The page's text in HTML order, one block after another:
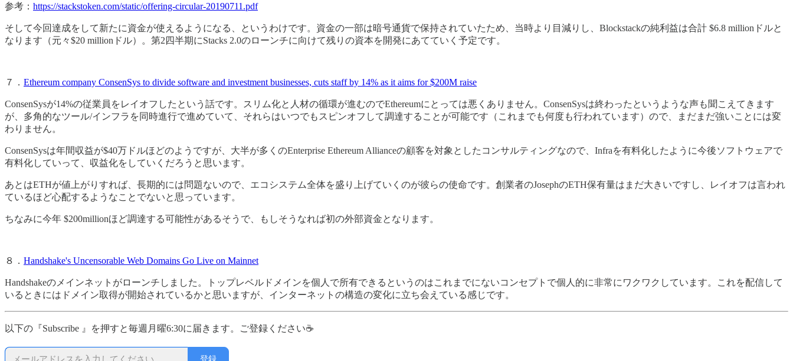
参考： https://stackstoken.com/static/offering-circular-20190711.pdf
そして今回達成をして新たに資金が使えるようになる、というわけです。資金の一部は暗号通貨で保持されていたため、当時より目減りし、Blockstackの純利益は合計 $6.8 millionドルと
なります（元々$20 millionドル）。第2四半期にStacks 2.0のローンチに向けて残りの資本を開発にあてていく予定です。
７． Ethereum company ConsenSys to divide software and investment businesses, cuts staff by 14% as it aims for $200M raise
ConsenSysが14%の従業員をレイオフしたという話です。スリム化と人材の循環が進むのでEthereumにとっては悪くありません。ConsenSysは終わったというような声も聞こえてきます
が、多角的なツール/インフラを同時進行で進めていて、それらはいつでもスピンオフして調達することが可能です（これまでも何度も行われています）ので、まだまだ強いことには変
わりません。
ConsenSysは年間収益が$40万ドルほどのようですが、大半が多くのEnterprise Ethereum Allianceの顧客を対象としたコンサルティングなので、Infraを有料化したように今後ソフトウェアで
有料化していって、収益化をしていくだろうと思います。
あとはETHが値上がりすれば、長期的には問題ないので、エコシステム全体を盛り上げていくのが彼らの使命です。創業者のJosephのETH保有量はまだ大きいですし、レイオフは言われ
ているほど心配するようなことでないと思っています。
ちなみに今年 $200millionほど調達する可能性があるそうで、もしそうなれば初の外部資金となります。
８． Handshake's Uncensorable Web Domains Go Live on Mainnet
Handshakeのメインネットがローンチしました。トップレベルドメインを個人で所有できるというのはこれまでにないコンセプトで個人的に非常にワクワクしています。これを配信して
いるときにはドメイン取得が開始されているかと思いますが、インターネットの構造の変化に立ち会えている感じです。
以下の『Subscribe 』を押すと毎週月曜6:30に届きます。ご登録ください☕
登録